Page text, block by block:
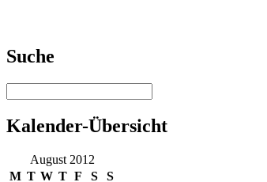
Suche
Kalender-Übersicht
August 2012
M T W T F S
S